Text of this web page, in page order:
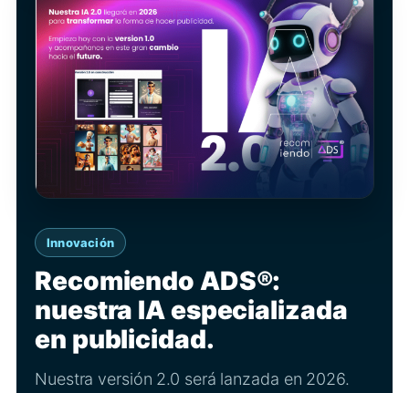
Innovación
Recomiendo ADS®:
nuestra IA especializada
en publicidad.
Nuestra versión 2.0 será lanzada en 2026.